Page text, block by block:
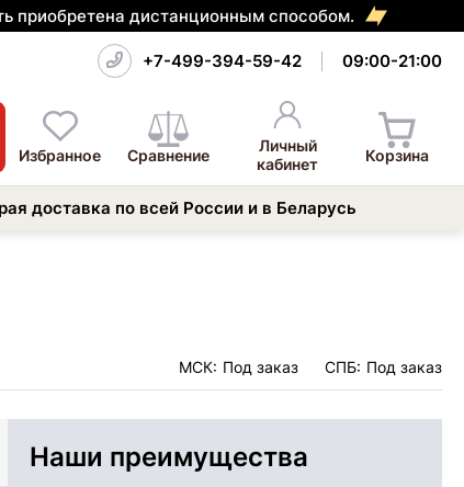
приобретена дистанционным способом.
+7-499-394-59-42 09:00-21:00
Избранное Сравнение
Личный
кабинет
Корзина
доставка по всей России и в Беларусь
МСК: Под заказ СПБ: Под заказ
Наши преимущества